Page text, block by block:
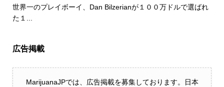
世界一のプレイボーイ、Dan Bilzerianが１００万ドルで選ばれ
た１...
広告掲載
MarijuanaJPでは、広告掲載を募集しております。日本